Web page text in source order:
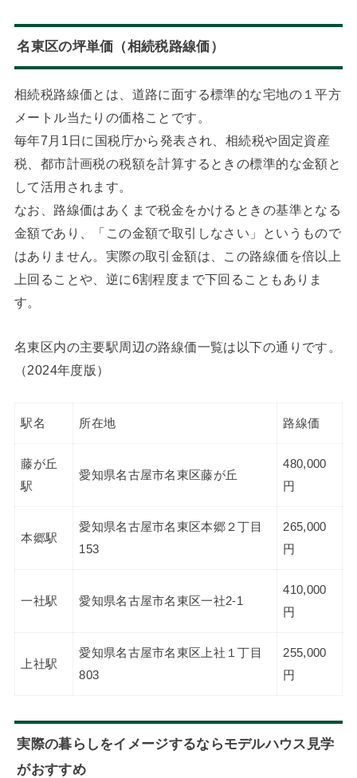
名東区の坪単価（相続税路線価）
相続税路線価とは、道路に面する標準的な宅地の１平方
メートル当たりの価格ことです。
毎年7月1日に国税庁から発表され、相続税や固定資産
税、都市計画税の税額を計算するときの標準的な金額と
して活用されます。
なお、路線価はあくまで税金をかけるときの基準となる
金額であり、「この金額で取引しなさい」というもので
はありません。実際の取引金額は、この路線価を倍以上
上回ることや、逆に6割程度まで下回ることもありま
す。
名東区内の主要駅周辺の路線価一覧は以下の通りです。
（2024年度版）
駅名 所在地 路線価
藤が丘
駅
愛知県名古屋市名東区藤が丘
480,000
円
本郷駅
愛知県名古屋市名東区本郷２丁目
153
265,000
円
一社駅 愛知県名古屋市名東区一社2-1
410,000
円
上社駅
愛知県名古屋市名東区上社１丁目
803
255,000
円
実際の暮らしをイメージするならモデルハウス見学
がおすすめ